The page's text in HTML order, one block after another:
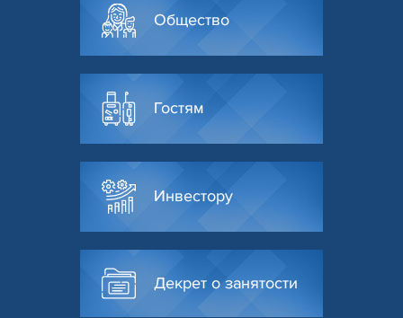
Общество
Гостям
Инвестору
Декрет о занятости